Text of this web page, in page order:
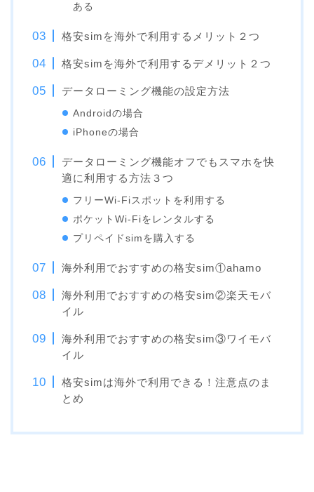
ある
格安simを海外で利用するメリット２つ
格安simを海外で利用するデメリット２つ
データローミング機能の設定方法
Androidの場合
iPhoneの場合
データローミング機能オフでもスマホを快
適に利用する方法３つ
フリーWi-Fiスポットを利用する
ポケットWi-Fiをレンタルする
プリペイドsimを購入する
海外利用でおすすめの格安sim①ahamo
海外利用でおすすめの格安sim②楽天モバ
イル
海外利用でおすすめの格安sim③ワイモバ
イル
格安simは海外で利用できる！注意点のま
とめ